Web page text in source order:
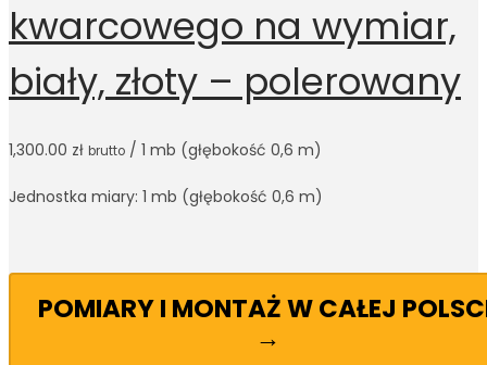
kwarcowego na wymiar,
biały, złoty – polerowany
1,300.00 zł brutto / 1 mb (głębokość 0,6 m)
Jednostka miary: 1 mb (głębokość 0,6 m)
POMIARY I MONTAŻ W CAŁEJ
→